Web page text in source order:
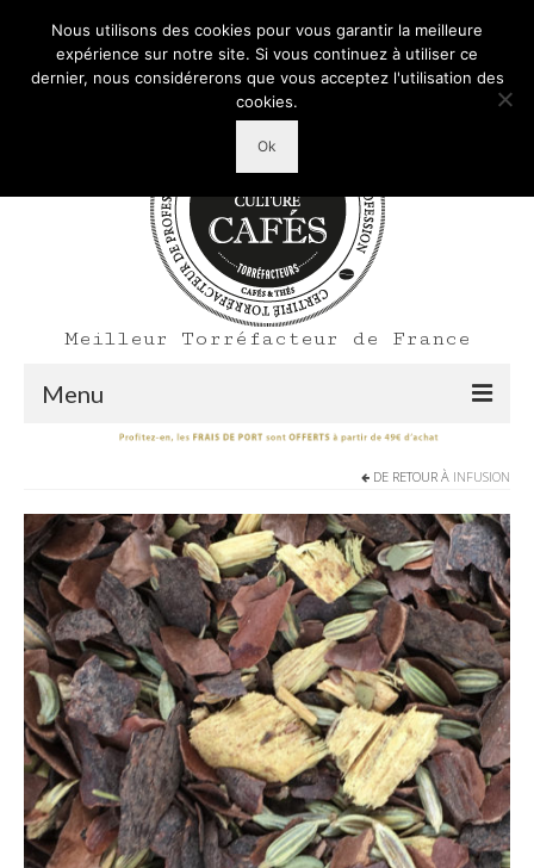
Mon Compte Votre panier d'achats 0,00
Rechercher
Meilleur Torréfacteur de France
Menu
La marque
Où nous trouver
Contact
Professionnels
BUREAUX / PME
HOTELS / RESTAURANTS
CE
DE RETOUR À INFUSION
Nous utilisons des cookies pour vous garantir la meilleure
expérience sur notre site. Si vous continuez à utiliser ce
dernier, nous considérerons que vous acceptez l'utilisation des
cookies.
Ok